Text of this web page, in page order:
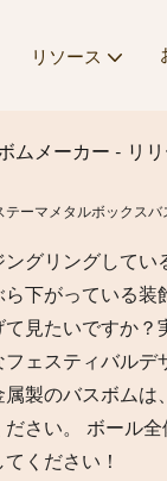
リソース
ムメーカー - リ
ーマメタルボックスバ
グリングして
下がっている
見たいですか
ェスティバルデ
製のバスボム
さい。 ボール
ください！